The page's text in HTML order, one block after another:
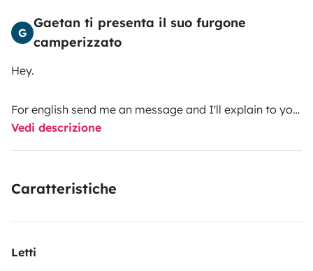
G
Gaetan ti presenta il suo furgone
camperizzato
Hey.
For english send me an message and I'll explain to you
😉
Vedi descrizione
Caratteristiche
Letti